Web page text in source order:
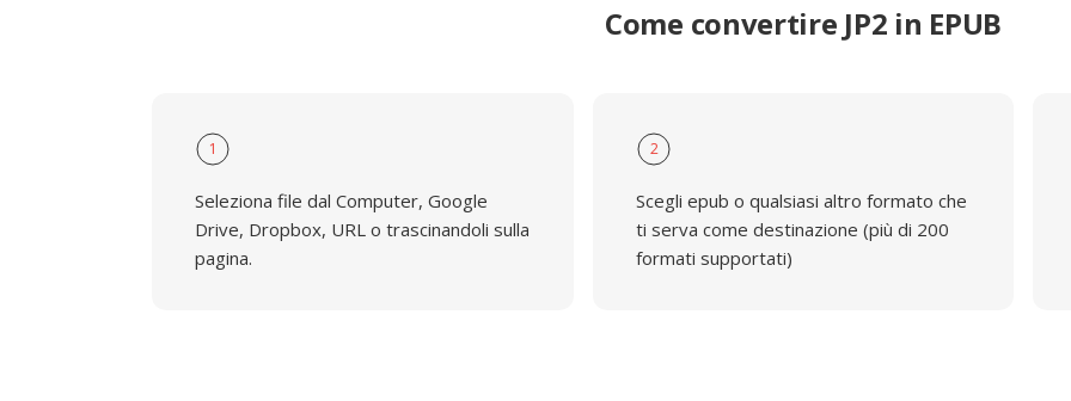
Come convertire JP2 in EPUB
1
Seleziona file dal Computer, Google
Drive, Dropbox, URL o trascinandoli sulla
pagina.
2
Scegli epub o qualsiasi altro formato che
ti serva come destinazione (più di 200
formati supportati)